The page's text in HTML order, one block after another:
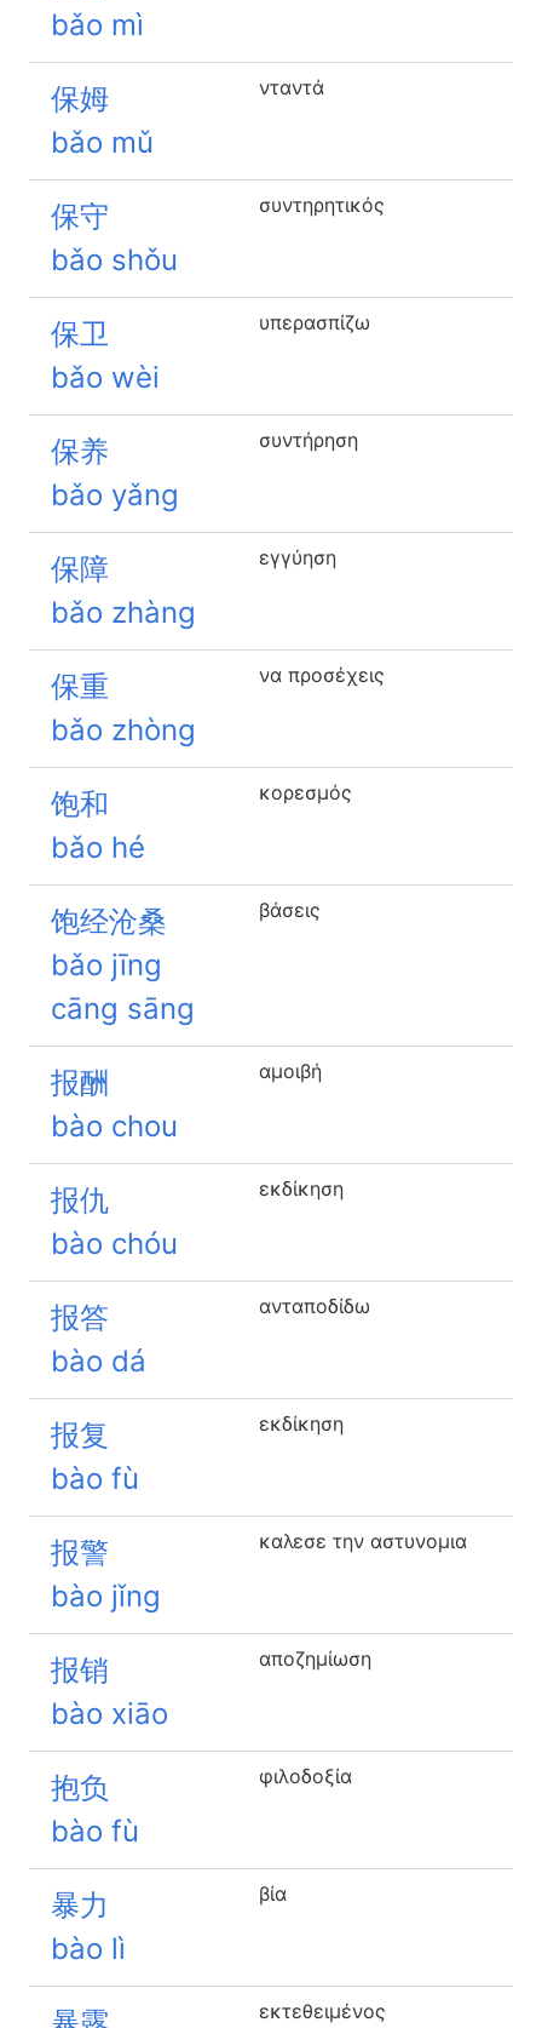
bǎo mì
保姆
bǎo mǔ
νταντά
保守
bǎo shǒu
συντηρητικός
保卫
bǎo wèi
υπερασπίζω
保养
bǎo yǎng
συντήρηση
保障
bǎo zhàng
εγγύηση
保重
bǎo zhòng
να προσέχεις
饱和
bǎo hé
κορεσμός
饱经沧桑
bǎo jīng
cāng sāng
βάσεις
报酬
bào chou
αμοιβή
报仇
bào chóu
εκδίκηση
报答
bào dá
ανταποδίδω
报复
bào fù
εκδίκηση
报警
bào jǐng
καλεσε την αστυνομια
报销
bào xiāo
αποζημίωση
抱负
bào fù
φιλοδοξία
暴力
bào lì
βία
εκτεθειμένος